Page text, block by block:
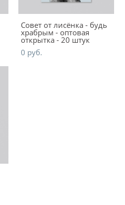
Совет от лисёнка - будь
храбрым - оптовая
открытка - 20 штук
0 pуб.